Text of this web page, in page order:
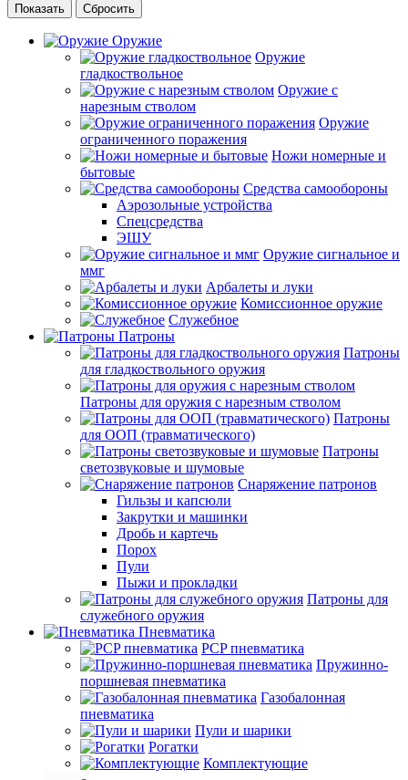
Сбросить
Оружие
Оружие
гладкоствольное
Оружие с
нарезным стволом
Оружие
ограниченного поражения
Ножи номерные и
бытовые
Средства самообороны
Аэрозольные устройства
Спецсредства
ЭШУ
Оружие сигнальное и
ммг
Арбалеты и луки
Комиссионное оружие
Служебное
Патроны
Патроны
для гладкоствольного оружия
Патроны для оружия с нарезным стволом
Патроны
для ООП (травматического)
Патроны
светозвуковые и шумовые
Снаряжение патронов
Гильзы и капсюли
Закрутки и машинки
Дробь и картечь
Порох
Пули
Пыжи и прокладки
Патроны для
служебного оружия
Пневматика
PCP пневматика
Пружинно-
поршневая пневматика
Газобалонная
пневматика
Пули и шарики
Рогатки
Комплектующие